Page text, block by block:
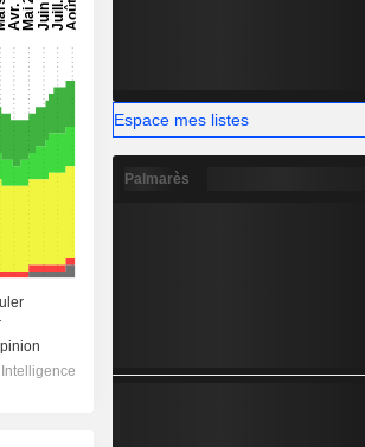
Espace mes listes
Palmarès